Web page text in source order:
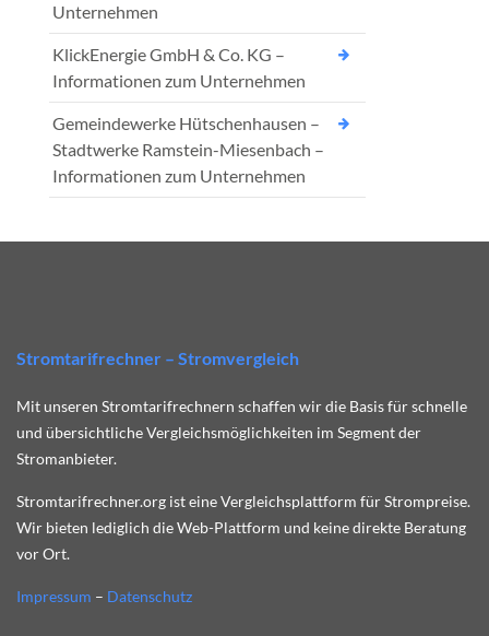
Unternehmen
KlickEnergie GmbH & Co. KG –
Informationen zum Unternehmen
Gemeindewerke Hütschenhausen –
Stadtwerke Ramstein-Miesenbach –
Informationen zum Unternehmen
Stromtarifrechner – Stromvergleich
Mit unseren Stromtarifrechnern schaffen wir die Basis für schnelle
und übersichtliche Vergleichsmöglichkeiten im Segment der
Stromanbieter.
Stromtarifrechner.org ist eine Vergleichsplattform für Strompreise.
Wir bieten lediglich die Web-Plattform und keine direkte Beratung
vor Ort.
Impressum – Datenschutz